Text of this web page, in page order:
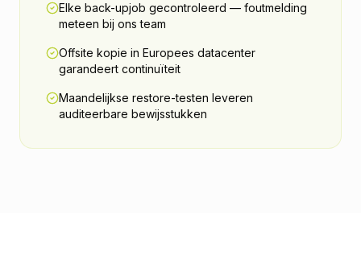
Elke back-upjob gecontroleerd — foutmelding
meteen bij ons team
Offsite kopie in Europees datacenter
garandeert continuïteit
Maandelijkse restore-testen leveren
auditeerbare bewijsstukken